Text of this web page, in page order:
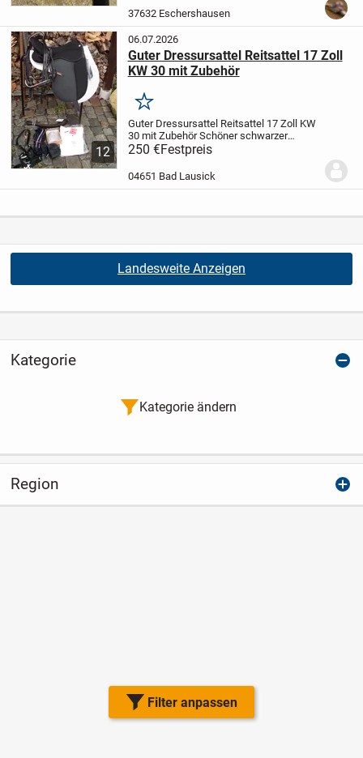
Filter anpassen
Mitteleuropäers samt Stiefel...
37632 Eschershausen
12
06.07.2026
Guter Dressursattel Reitsattel 17 Zoll
KW 30 mit Zubehör
Merken
Guter Dressursattel Reitsattel 17 Zoll KW
30 mit ZubehörSchöner schwarzer
Dressursattel Sitzgröße 17 Zoll mit 30er
Kammerweite, mit selber wechselbarem
Kopfeisen, Hersteller Daslö bei Tattini,...
250 €Festpreis
04651 Bad Lausick
Landesweite Anzeigen
Kategorie
Kategorie ändern
Region